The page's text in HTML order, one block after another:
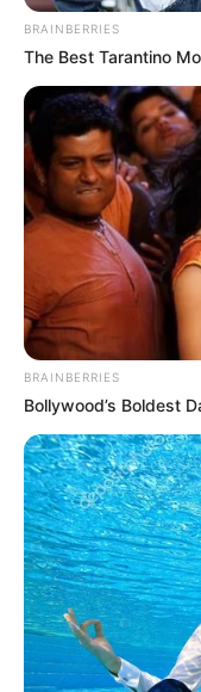
BRAINBERRIES
The Best Tarantino
BRAINBERRIES
Bollywood’s Boldest